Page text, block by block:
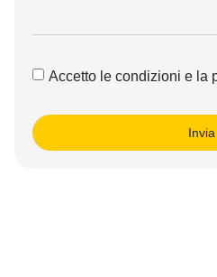
Accetto le condizioni e la
Invia